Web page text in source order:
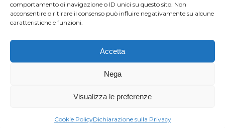
comportamento di navigazione o ID unici su questo sito. Non
acconsentire o ritirare il consenso può influire negativamente su alcune
caratteristiche e funzioni.
Accetta
Nega
Visualizza le preferenze
Cookie PolicyDichiarazione sulla Privacy
TURIN MARATHON URBAN ZEMMER VAL DI FASSA RUNNING
VALENTINA BELOTTI
VENICE MARATHON
XAVIER CHEVRIER
YEMAN CRIPPA
Chi siamo | Termini d'uso | Privacy |